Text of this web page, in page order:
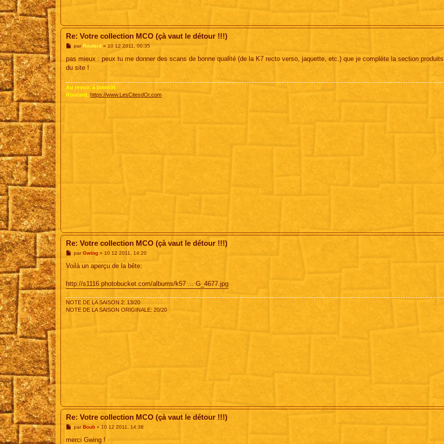
Re: Votre collection MCO (çà vaut le détour !!!)
M
s
a
par Routard» 10 12 2011, 00:35
pas mieux : peux tu me donner des scans de bonne qualité (de la K7 recto verso, jaquette, etc.) que je complète la section
du site !
Au revoir, à bientôt
Routard, https://www.LesCitesdOr.com
Re: Votre collection MCO (çà vaut le détour !!!)
M
s
g
e
parGwing» 10 12 2011, 14:20
Voilà un aperçu de la bête:
http://s1116.photobucket.com/albums/k57 ... G_4677.jpg
NOTE DE LA SAISON 2: 13/20
NOTE DE LA SAISON ORIGINALE: 20/20
Re: Votre collection MCO (çà vaut le détour !!!)
M
s
par Boub» 10 12 2011, 14:38
merci Gwing !